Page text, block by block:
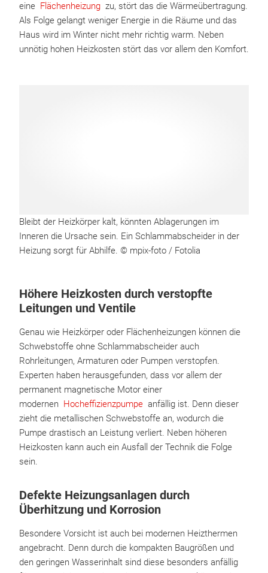
eine Flächenheizung zu, stört das die Wärmeübertragung.
Als Folge gelangt weniger Energie in die Räume und das
Haus wird im Winter nicht mehr richtig warm. Neben
unnötig hohen Heizkosten stört das vor allem den Komfort.
Bleibt der Heizkörper kalt, könnten Ablagerungen im
Inneren die Ursache sein. Ein Schlammabscheider in der
Heizung sorgt für Abhilfe. © mpix-foto / Fotolia
Höhere Heizkosten durch verstopfte
Leitungen und Ventile
Genau wie Heizkörper oder Flächenheizungen können die
Schwebstoffe ohne Schlammabscheider auch
Rohrleitungen, Armaturen oder Pumpen verstopfen.
Experten haben herausgefunden, dass vor allem der
permanent magnetische Motor einer
modernen Hocheffizienzpumpe anfällig ist. Denn dieser
zieht die metallischen Schwebstoffe an, wodurch die
Pumpe drastisch an Leistung verliert. Neben höheren
Heizkosten kann auch ein Ausfall der Technik die Folge
sein.
Defekte Heizungsanlagen durch
Überhitzung und Korrosion
Besondere Vorsicht ist auch bei modernen Heizthermen
angebracht. Denn durch die kompakten Baugrößen und
den geringen Wasserinhalt sind diese besonders anfällig